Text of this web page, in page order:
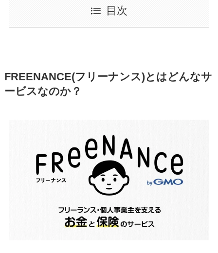
目次
FREENANCE(フリーナンス)とはどんなサ
ービスなのか？